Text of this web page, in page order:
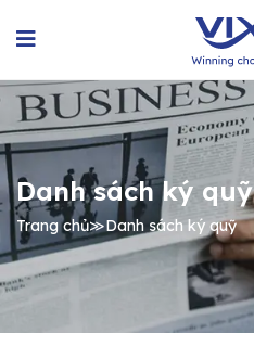
Danh sách ký quỹ
Trang chủ≫Danh sách ký quỹ